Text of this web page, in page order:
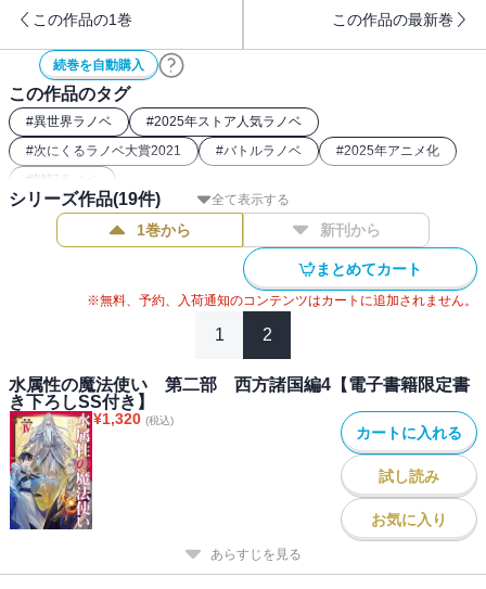
ナイトレイ王国の正式な使者となった今、見過ごすことはできな
い。すぐさまリュン皇子軍に同行し戦場へ向かうと、極めた水魔法
で数千の敵を無力化し将軍を虜獲。褒賞として温泉地ヨースの離宮
を貸し渡されることに。お風呂大好き！ とさっそく向かった先で
邂逅したのは、将として友軍を率いるシェイライ卿――以前刃を交
わした暗殺者で？
謎が謎を呼ぶ東方諸国の陰謀。徐々に明かされていく幻人たちの目
的。
かつてない大戦を前に束の間の休息を満喫する、最強水魔法使いの
気ままな冒険譚！
早稲田大学第一文学部を卒業後、外資系コンサル、学校の先生、社
長さん（現職）と、少し変わったキャリアを積み重ねてきました。
涼とアベルのバディ感が最も強く出ている・・・・・・と筆者が感
じている「第三部 東方諸国編」。読者の皆様にも、そう感じても
らえると嬉しいなと思いながら書いております。
この作品の1巻 この作品の最新巻
続巻を自動購入
この作品のタグ
#異世界ラノベ #2025年ストア人気ラノベ
#次にくるラノベ大賞2021 #バトルラノベ #2025年アニメ化
#戦記ラノベ
全て表示する
シリーズ作品(19件)
1巻から 新刊から
まとめてカート
※無料、予約、入荷通知のコンテンツはカートに追加されません。
1 2
水属性の魔法使い 第二部 西方諸国編4【電子書籍限定書
き下ろしSS付き】
¥1,320 (税込)
カートに入れる
試し読み
お気に入り
あらすじを見る